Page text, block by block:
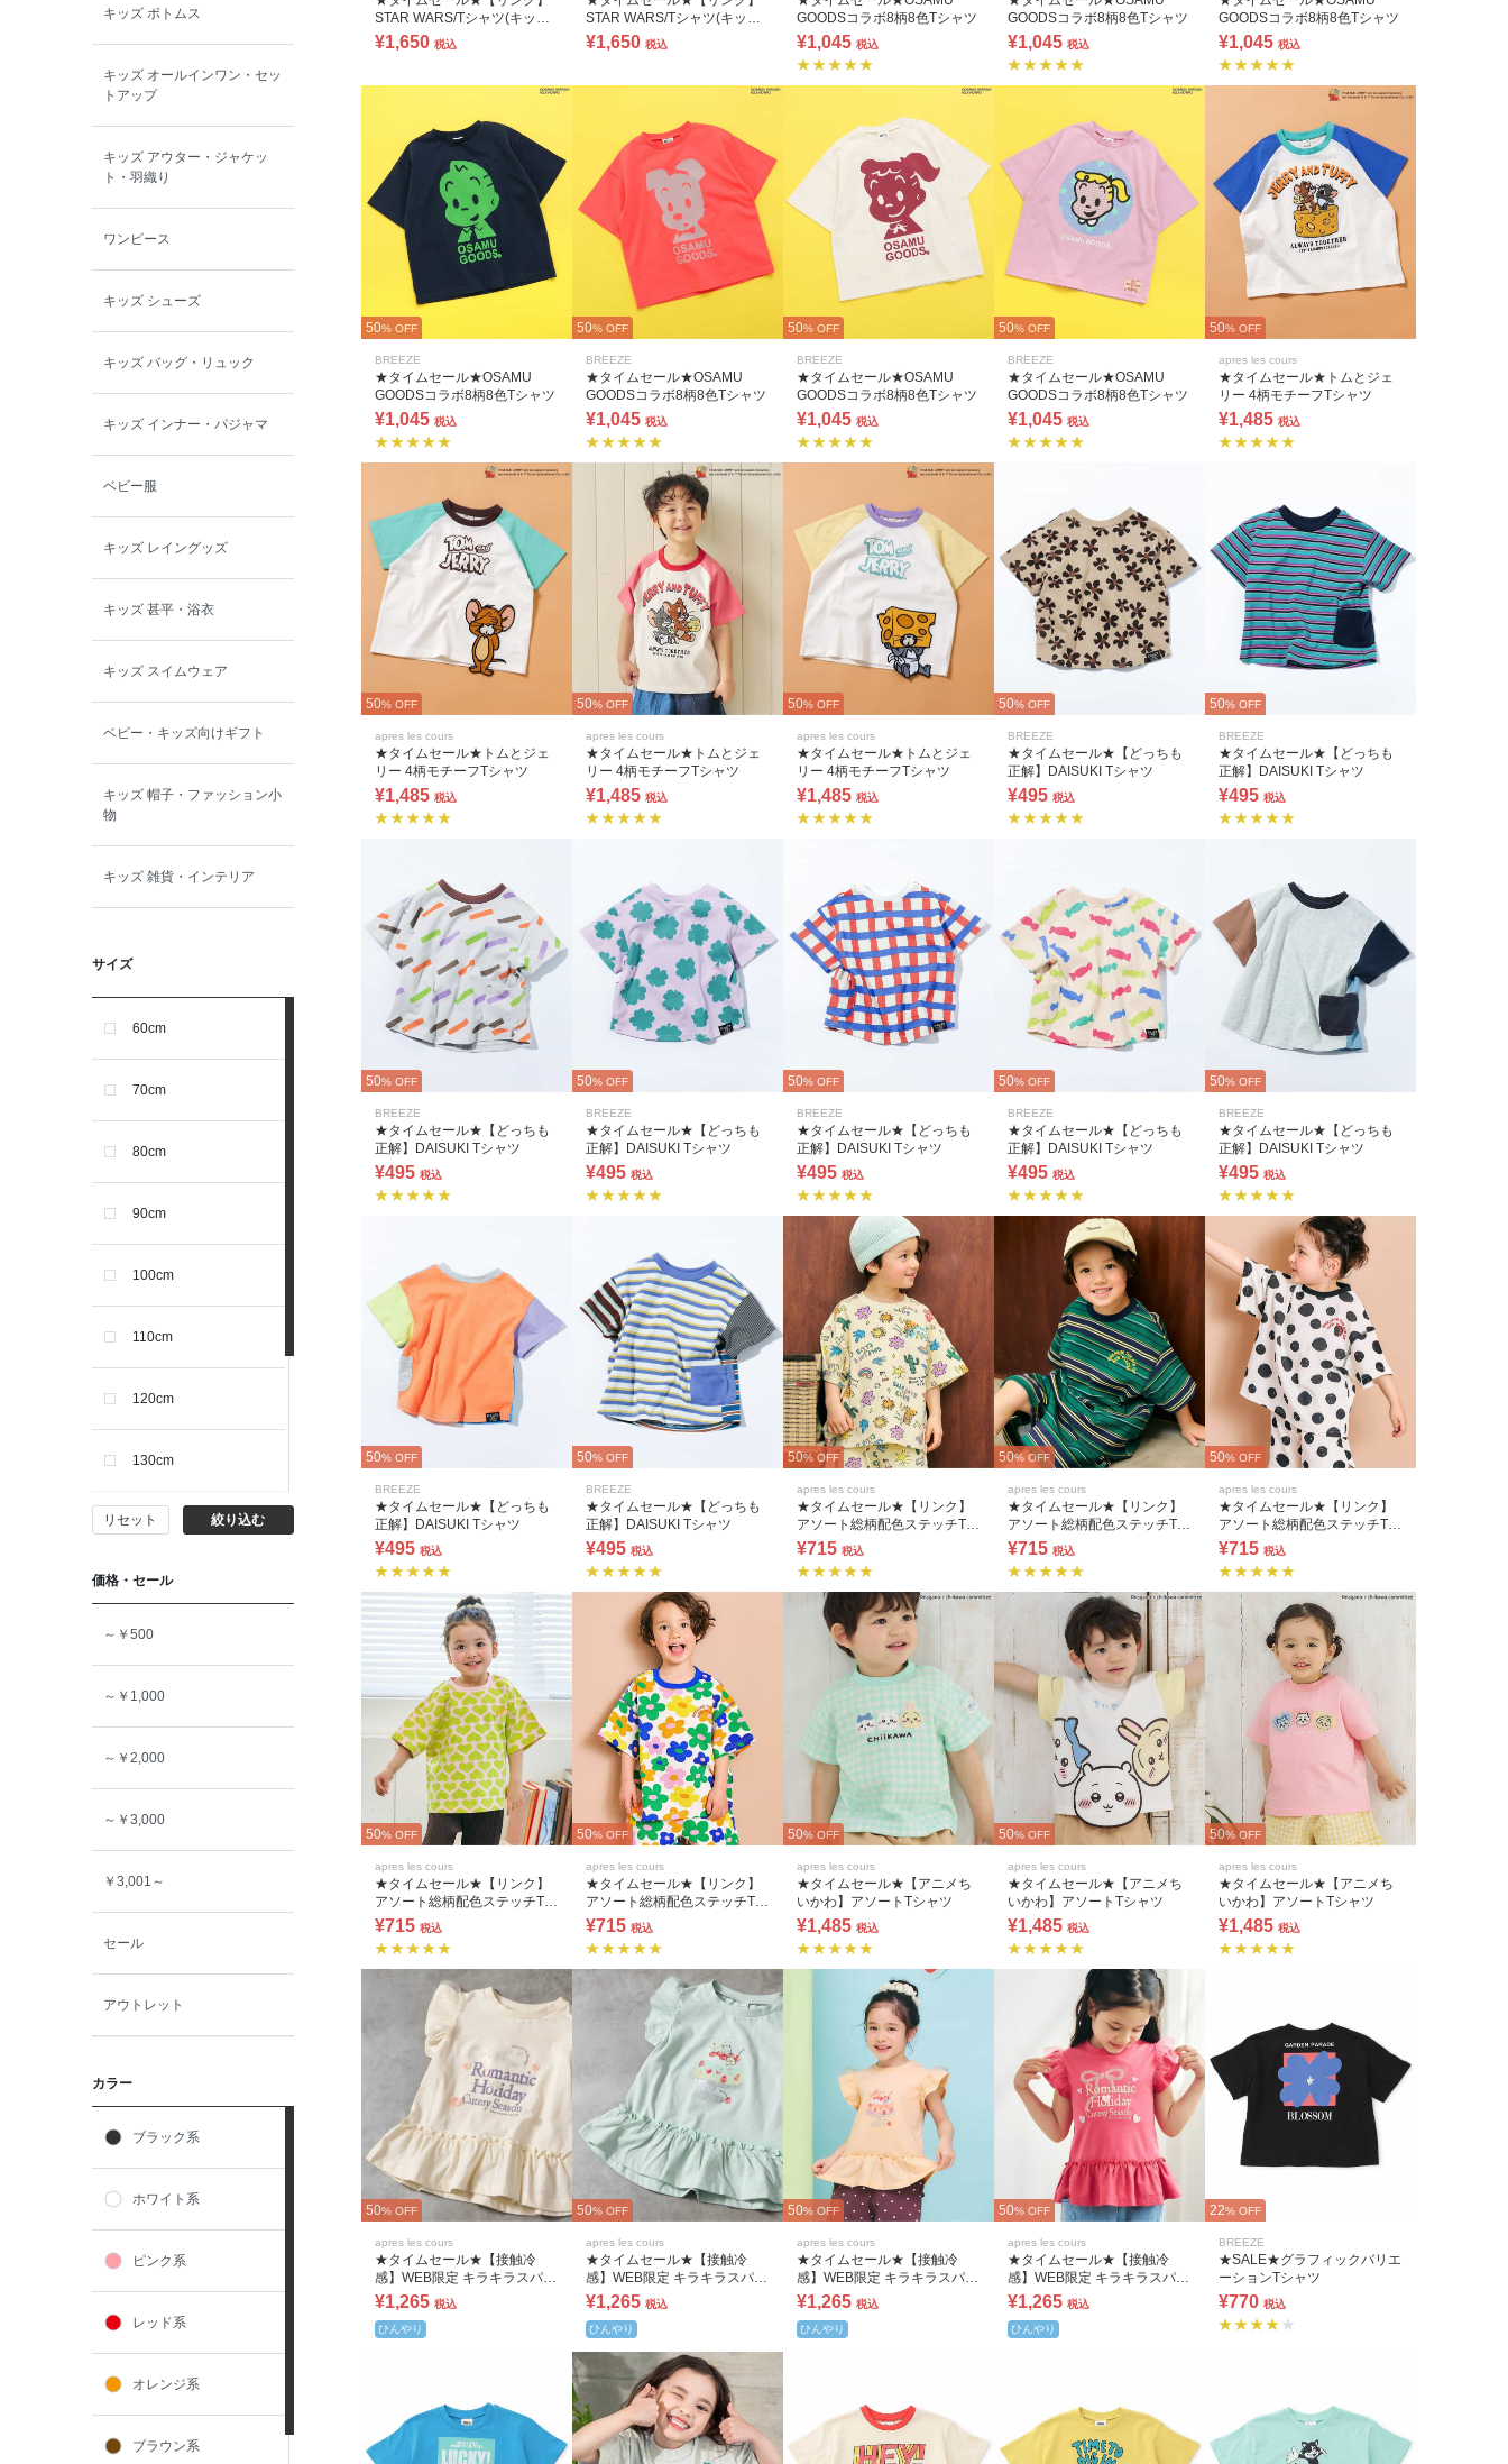
allolun.
ICE RING
キッズ ボトムス
キッズ オールインワン・セッ
トアップ
キッズ アウター・ジャケッ
ト・羽織り
ワンピース
キッズ シューズ
キッズ バッグ・リュック
キッズ インナー・パジャマ
ベビー服
キッズ レイングッズ
キッズ 甚平・浴衣
キッズ スイムウェア
ベビー・キッズ向けギフト
キッズ 帽子・ファッション小
物
キッズ 雑貨・インテリア
サイズ
60cm
70cm
80cm
90cm
100cm
110cm
120cm
130cm
140cm
150cm
リセット 絞り込む
価格・セール
～￥500
～￥1,000
～￥2,000
～￥3,000
￥3,001～
セール
アウトレット
カラー
ブラック系
ホワイト系
ピンク系
レッド系
オレンジ系
ブラウン系
STAR WARS/Tシャツ(キッズ
サイズ)
¥1,650 税込
STAR WARS/Tシャツ(キッズ
サイズ)
¥1,650 税込
GOODSコラボ8柄8色Tシャツ
¥1,045 税込
GOODSコラボ8柄8色Tシャツ
¥1,045 税込
GOODSコラボ8柄8色Tシャツ
¥1,045 税込
50% OFF
BREEZE
★タイムセール★OSAMU
GOODSコラボ8柄8色Tシャツ
¥1,045 税込
50% OFF
BREEZE
★タイムセール★OSAMU
GOODSコラボ8柄8色Tシャツ
¥1,045 税込
50% OFF
BREEZE
★タイムセール★OSAMU
GOODSコラボ8柄8色Tシャツ
¥1,045 税込
50% OFF
BREEZE
★タイムセール★OSAMU
GOODSコラボ8柄8色Tシャツ
¥1,045 税込
50% OFF
apres les cours
★タイムセール★トムとジェ
リー 4柄モチーフTシャツ
¥1,485 税込
50% OFF
apres les cours
★タイムセール★トムとジェ
リー 4柄モチーフTシャツ
¥1,485 税込
50% OFF
apres les cours
★タイムセール★トムとジェ
リー 4柄モチーフTシャツ
¥1,485 税込
50% OFF
apres les cours
★タイムセール★トムとジェ
リー 4柄モチーフTシャツ
¥1,485 税込
50% OFF
BREEZE
★タイムセール★【どっちも
正解】DAISUKI Tシャツ
¥495 税込
50% OFF
BREEZE
★タイムセール★【どっちも
正解】DAISUKI Tシャツ
¥495 税込
50% OFF
BREEZE
★タイムセール★【どっちも
正解】DAISUKI Tシャツ
¥495 税込
50% OFF
BREEZE
★タイムセール★【どっちも
正解】DAISUKI Tシャツ
¥495 税込
50% OFF
BREEZE
★タイムセール★【どっちも
正解】DAISUKI Tシャツ
¥495 税込
50% OFF
BREEZE
★タイムセール★【どっちも
正解】DAISUKI Tシャツ
¥495 税込
50% OFF
BREEZE
★タイムセール★【どっちも
正解】DAISUKI Tシャツ
¥495 税込
50% OFF
BREEZE
★タイムセール★【どっちも
正解】DAISUKI Tシャツ
¥495 税込
50% OFF
BREEZE
★タイムセール★【どっちも
正解】DAISUKI Tシャツ
¥495 税込
50% OFF
apres les cours
★タイムセール★【リンク】
アソート総柄配色ステッチTシ
ャツ(セットアップ可)
¥715 税込
50% OFF
apres les cours
★タイムセール★【リンク】
アソート総柄配色ステッチTシ
ャツ(セットアップ可)
¥715 税込
50% OFF
apres les cours
★タイムセール★【リンク】
アソート総柄配色ステッチTシ
ャツ(セットアップ可)
¥715 税込
50% OFF
apres les cours
★タイムセール★【リンク】
アソート総柄配色ステッチTシ
ャツ(セットアップ可)
¥715 税込
50% OFF
apres les cours
★タイムセール★【リンク】
アソート総柄配色ステッチTシ
ャツ(セットアップ可)
¥715 税込
50% OFF
apres les cours
★タイムセール★【アニメち
いかわ】アソートTシャツ
¥1,485 税込
50% OFF
apres les cours
★タイムセール★【アニメち
いかわ】アソートTシャツ
¥1,485 税込
50% OFF
apres les cours
★タイムセール★【アニメち
いかわ】アソートTシャツ
¥1,485 税込
50% OFF
apres les cours
★タイムセール★【接触冷
感】WEB限定 キラキラスパン
コールTシャツ
¥1,265 税込
ひんやり
50% OFF
apres les cours
★タイムセール★【接触冷
感】WEB限定 キラキラスパン
コールTシャツ
¥1,265 税込
ひんやり
50% OFF
apres les cours
★タイムセール★【接触冷
感】WEB限定 キラキラスパン
コールTシャツ
¥1,265 税込
ひんやり
50% OFF
apres les cours
★タイムセール★【接触冷
感】WEB限定 キラキラスパン
コールTシャツ
¥1,265 税込
ひんやり
22% OFF
BREEZE
★SALE★グラフィックバリエ
ーションTシャツ
¥770 税込